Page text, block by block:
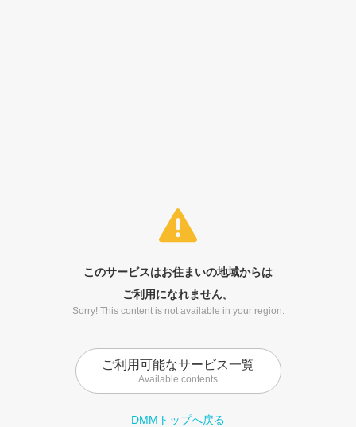
このサービスはお住まいの地域からは
ご利用になれません。
Sorry! This content is not available in your region.
ご利用可能なサービス一覧
Available contents
DMMトップへ戻る